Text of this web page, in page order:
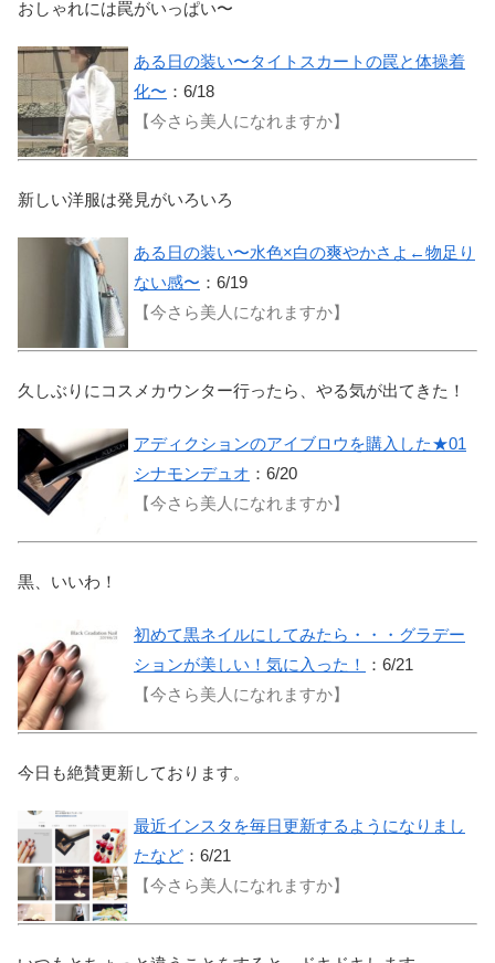
おしゃれには罠がいっぱい〜
ある日の装い〜タイトスカートの罠と体操着
化〜 ：6/18
【今さら美人になれますか】
新しい洋服は発見がいろいろ
ある日の装い〜水色×白の爽やかさよ←物足り
ない感〜 ：6/19
【今さら美人になれますか】
久しぶりにコスメカウンター行ったら、やる気が出てきた！
アディクションのアイブロウを購入した★01
シナモンデュオ ：6/20
【今さら美人になれますか】
黒、いいわ！
初めて黒ネイルにしてみたら・・・グラデー
ションが美しい！気に入った！
：6/21
【今さら美人になれますか】
今日も絶賛更新しております。
最近インスタを毎日更新するようになりまし
たなど ：6/21
【今さら美人になれますか】